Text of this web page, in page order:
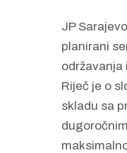
JP
planirani
održavanja
Riječ je o
skladu sa